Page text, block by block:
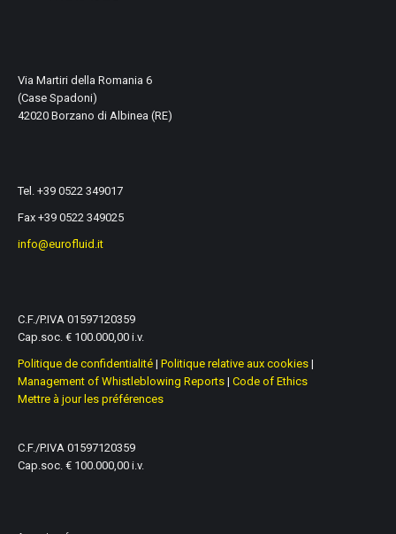
Via Martiri della Romania 6
(Case Spadoni)
42020 Borzano di Albinea (RE)
Tel. +39 0522 349017
Fax +39 0522 349025
info@eurofluid.it
C.F./P.IVA 01597120359
Cap.soc. € 100.000,00 i.v.
Politique de confidentialité | Politique relative aux cookies |
Management of Whistleblowing Reports | Code of Ethics
Mettre à jour les préférences
C.F./P.IVA 01597120359
Cap.soc. € 100.000,00 i.v.